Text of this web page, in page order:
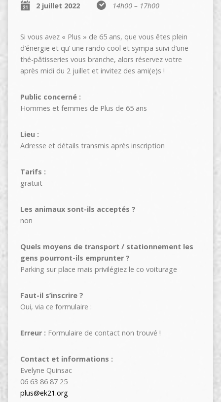
2 juillet 2022 14h00 – 17h00
Si vous avez « Plus » de 65 ans, que vous êtes plein
d’énergie et qu’ une rando cool et sympa suivi d’une
thé-pâtisseries vous branche, alors réservez votre
après midi du 2 juillet et invitez des ami(e)s !
Public concerné :
Hommes et femmes de Plus de 65 ans
Lieu :
Adresse et détails transmis après inscription
Tarifs :
gratuit
Les animaux sont-ils acceptés ?
non
Quels moyens de transport / stationnement les
gens pourront-ils emprunter ?
Parking sur place mais privilégiez le co voiturage
Faut-il s’inscrire ?
Oui, via ce formulaire :
Erreur : Formulaire de contact non trouvé !
Contact et informations :
Evelyne Quinsac
06 63 86 87 25
plus@ek21.org